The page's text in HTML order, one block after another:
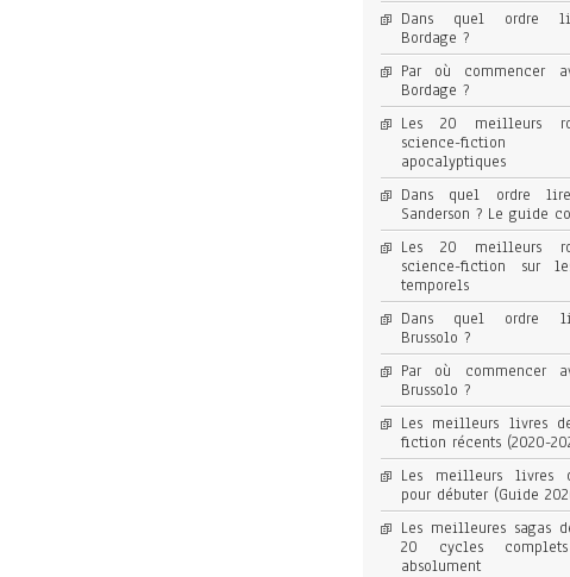
Dans quel ordre
Bordage ?
Par où commencer
Bordage ?
Les 20 meilleurs
science-
apocalyptiques
Dans quel ordre
Sanderson ? Le guide
Les 20 meilleurs
science-fiction sur
temporels
Dans quel ordre
Brussolo ?
Par où commencer
Brussolo ?
Les meilleurs livres
fiction récents (2020-
Les meilleurs livres
pour débuter (Guide
Les meilleures sagas
20 cycles
absolument